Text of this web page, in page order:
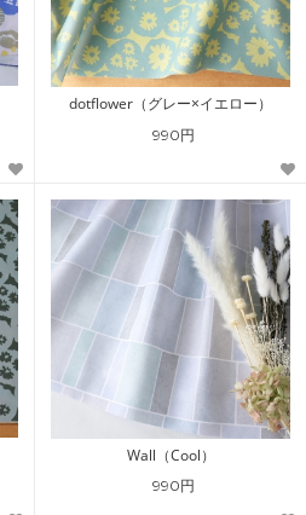
dotflower（グレー×イエロー）
990円
Wall（Cool）
990円